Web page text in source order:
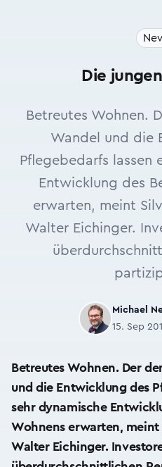
Die
Betreutes Wohnen.
Wandel und die
Pflegebedarfs lassen
Entwicklung des
erwarten, meint
Walter Eichinger.
Michael
15. Sep
Betreutes Wohnen. Der
und die Entwicklung des
sehr dynamische
Wohnens erwarten, meint
Walter Eichinger.